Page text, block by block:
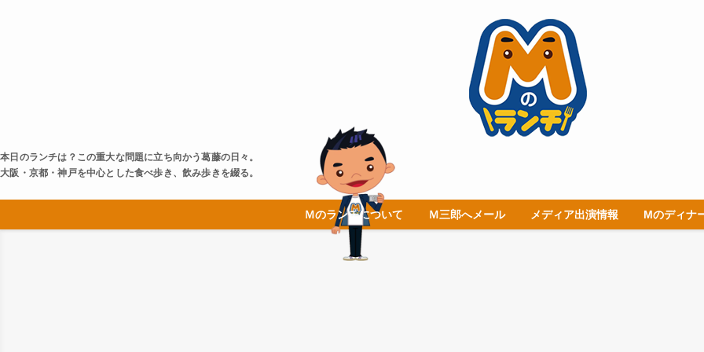
本日のランチは？この重大な問題に立ち向かう葛藤の日々。
大阪・京都・神戸を中心とした食べ歩き、飲み歩きを綴る。
Ｍのランチについて Ｍ三郎へメール メディア出演情報 Mのディナ